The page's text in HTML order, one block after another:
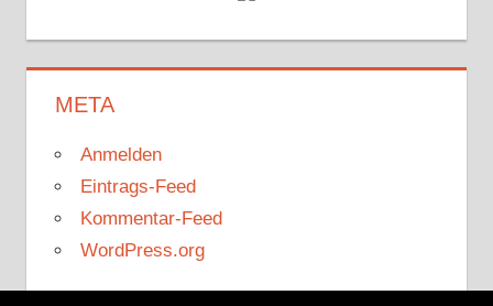
META
Anmelden
Eintrags-Feed
Kommentar-Feed
WordPress.org